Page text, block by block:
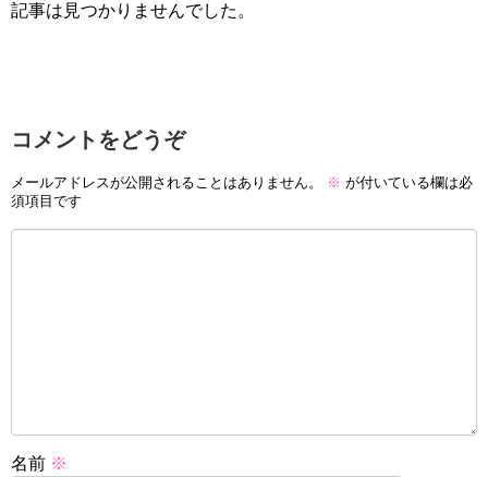
記事は見つかりませんでした。
コメントをどうぞ
メールアドレスが公開されることはありません。 ※ が付いている欄は必
須項目です
名前 ※